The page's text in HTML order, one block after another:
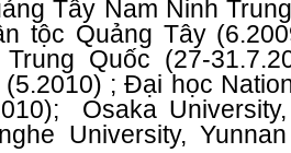
Tây Nam Ninh
tộc Quảng Tây
Trung Quốc (27-
; Đại học
Osaka
University,